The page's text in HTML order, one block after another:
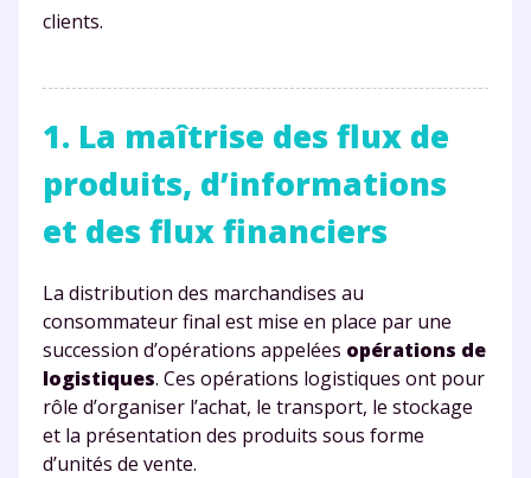
clients.
1. La maîtrise des flux de
produits, d’informations
et des flux financiers
La distribution des marchandises au
consommateur final est mise en place par une
succession d’opérations appelées opérations de
logistiques. Ces opérations logistiques ont pour
rôle d’organiser l’achat, le transport, le stockage
et la présentation des produits sous forme
d’unités de vente.